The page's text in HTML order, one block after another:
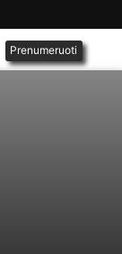
Prenumeruoti